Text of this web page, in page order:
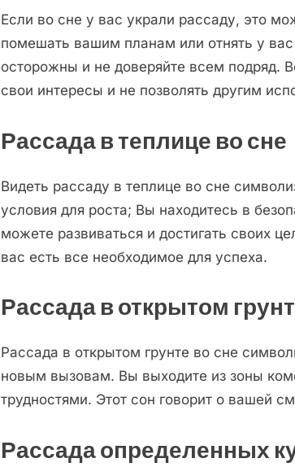
Если во сне у вас украли рассаду, это
помешать вашим планам или отнять у
осторожны и не доверяйте всем подряд.
свои интересы и не позволять другим
Рассада в теплице во сне
Видеть рассаду в теплице во сне
условия для роста; Вы находитесь в
можете развиваться и достигать своих
вас есть все необходимое для успеха.
Рассада в открытом
Рассада в открытом грунте во сне
новым вызовам. Вы выходите из зоны
трудностями. Этот сон говорит о вашей
Рассада определенных